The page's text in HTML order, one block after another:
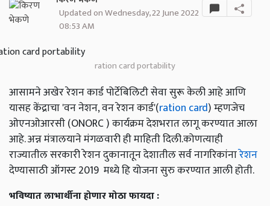
Updated on Wednesday, 22 June 2022
08:53 AM
ration card portability
आसामने अखेर रेशन कार्ड पोर्टेबिलिटी सेवा सुरू केली आहे आणि
यासह केंद्राचा 'वन नेशन, वन रेशन कार्ड'(ration card) म्हणजेच
ओएनओआरसी (ONORC ) कार्यक्रम देशभरात लागू करण्यात आला
आहे. अन्न मंत्रालयाने मंगळवारी ही माहिती दिली.कोणत्याही
राज्यातील सरकारी रेशन दुकानातून देशातील सर्व नागरिकांनारेशन
देण्यासाठी ऑगस्ट 2019 मध्ये हि योजना सुरु करण्यात आली होती.
भविष्यात लाभार्थीना होणार मोठा फायदा :